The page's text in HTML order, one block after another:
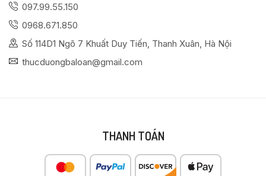
097.99.55.150
0968.671.850
Số 114D1 Ngõ 7 Khuất Duy Tiến, Thanh Xuân, Hà Nội
thucduongbaloan@gmail.com
THANH TOÁN